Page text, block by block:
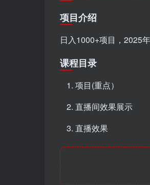
项目介绍
日入1000+项目，2025
课程目录
项目(重点）
直播间效果展示
直播效果